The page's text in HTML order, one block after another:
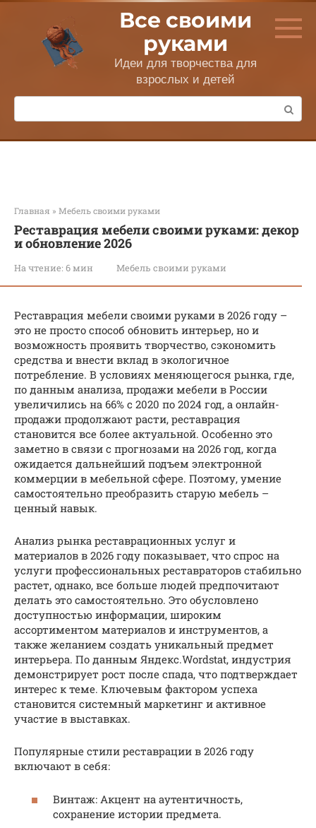
Перейти
контенту
Все своими
руками
Идеи для творчества для
взрослых и детей
Поиск:
Главная » Мебель своими руками
Реставрация мебели своими руками: декор
и обновление 2026
На чтение: 6 мин Мебель своими руками
Реставрация мебели своими руками в 2026 году –
это не просто способ обновить интерьер, но и
возможность проявить творчество, сэкономить
средства и внести вклад в экологичное
потребление. В условиях меняющегося рынка, где,
по данным анализа, продажи мебели в России
увеличились на 66% с 2020 по 2024 год, а онлайн-
продажи продолжают расти, реставрация
становится все более актуальной. Особенно это
заметно в связи с прогнозами на 2026 год, когда
ожидается дальнейший подъем электронной
коммерции в мебельной сфере. Поэтому, умение
самостоятельно преобразить старую мебель –
ценный навык.
Анализ рынка реставрационных услуг и
материалов в 2026 году показывает, что спрос на
услуги профессиональных реставраторов стабильно
растет, однако, все больше людей предпочитают
делать это самостоятельно. Это обусловлено
доступностью информации, широким
ассортиментом материалов и инструментов, а
также желанием создать уникальный предмет
интерьера. По данным Яндекс.Wordstat, индустрия
демонстрирует рост после спада, что подтверждает
интерес к теме. Ключевым фактором успеха
становится системный маркетинг и активное
участие в выставках.
Популярные стили реставрации в 2026 году
включают в себя:
Винтаж: Акцент на аутентичность,
сохранение истории предмета.